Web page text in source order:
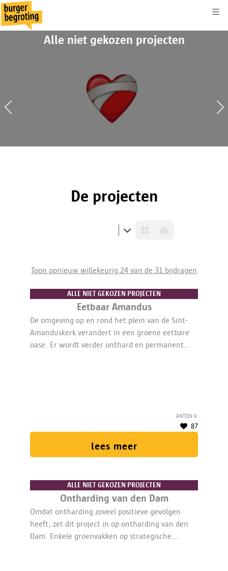
Alle niet gekozen projecten
De projecten
Toon opnieuw willekeurig 24 van de 31 bijdragen
ALLE NIET GEKOZEN PROJECTEN
Eetbaar Amandus
De omgeving op en rond het plein van de Sint-
Amanduskerk verandert in een groene eetbare
oase. Er wordt verder onthard en permanent
Anton V.
87
lees meer
ALLE NIET GEKOZEN PROJECTEN
Ontharding van den Dam
Omdat ontharding zoveel positieve gevolgen
heeft, zet dit project in op ontharding van den
Dam. Enkele groenvakken op strategische